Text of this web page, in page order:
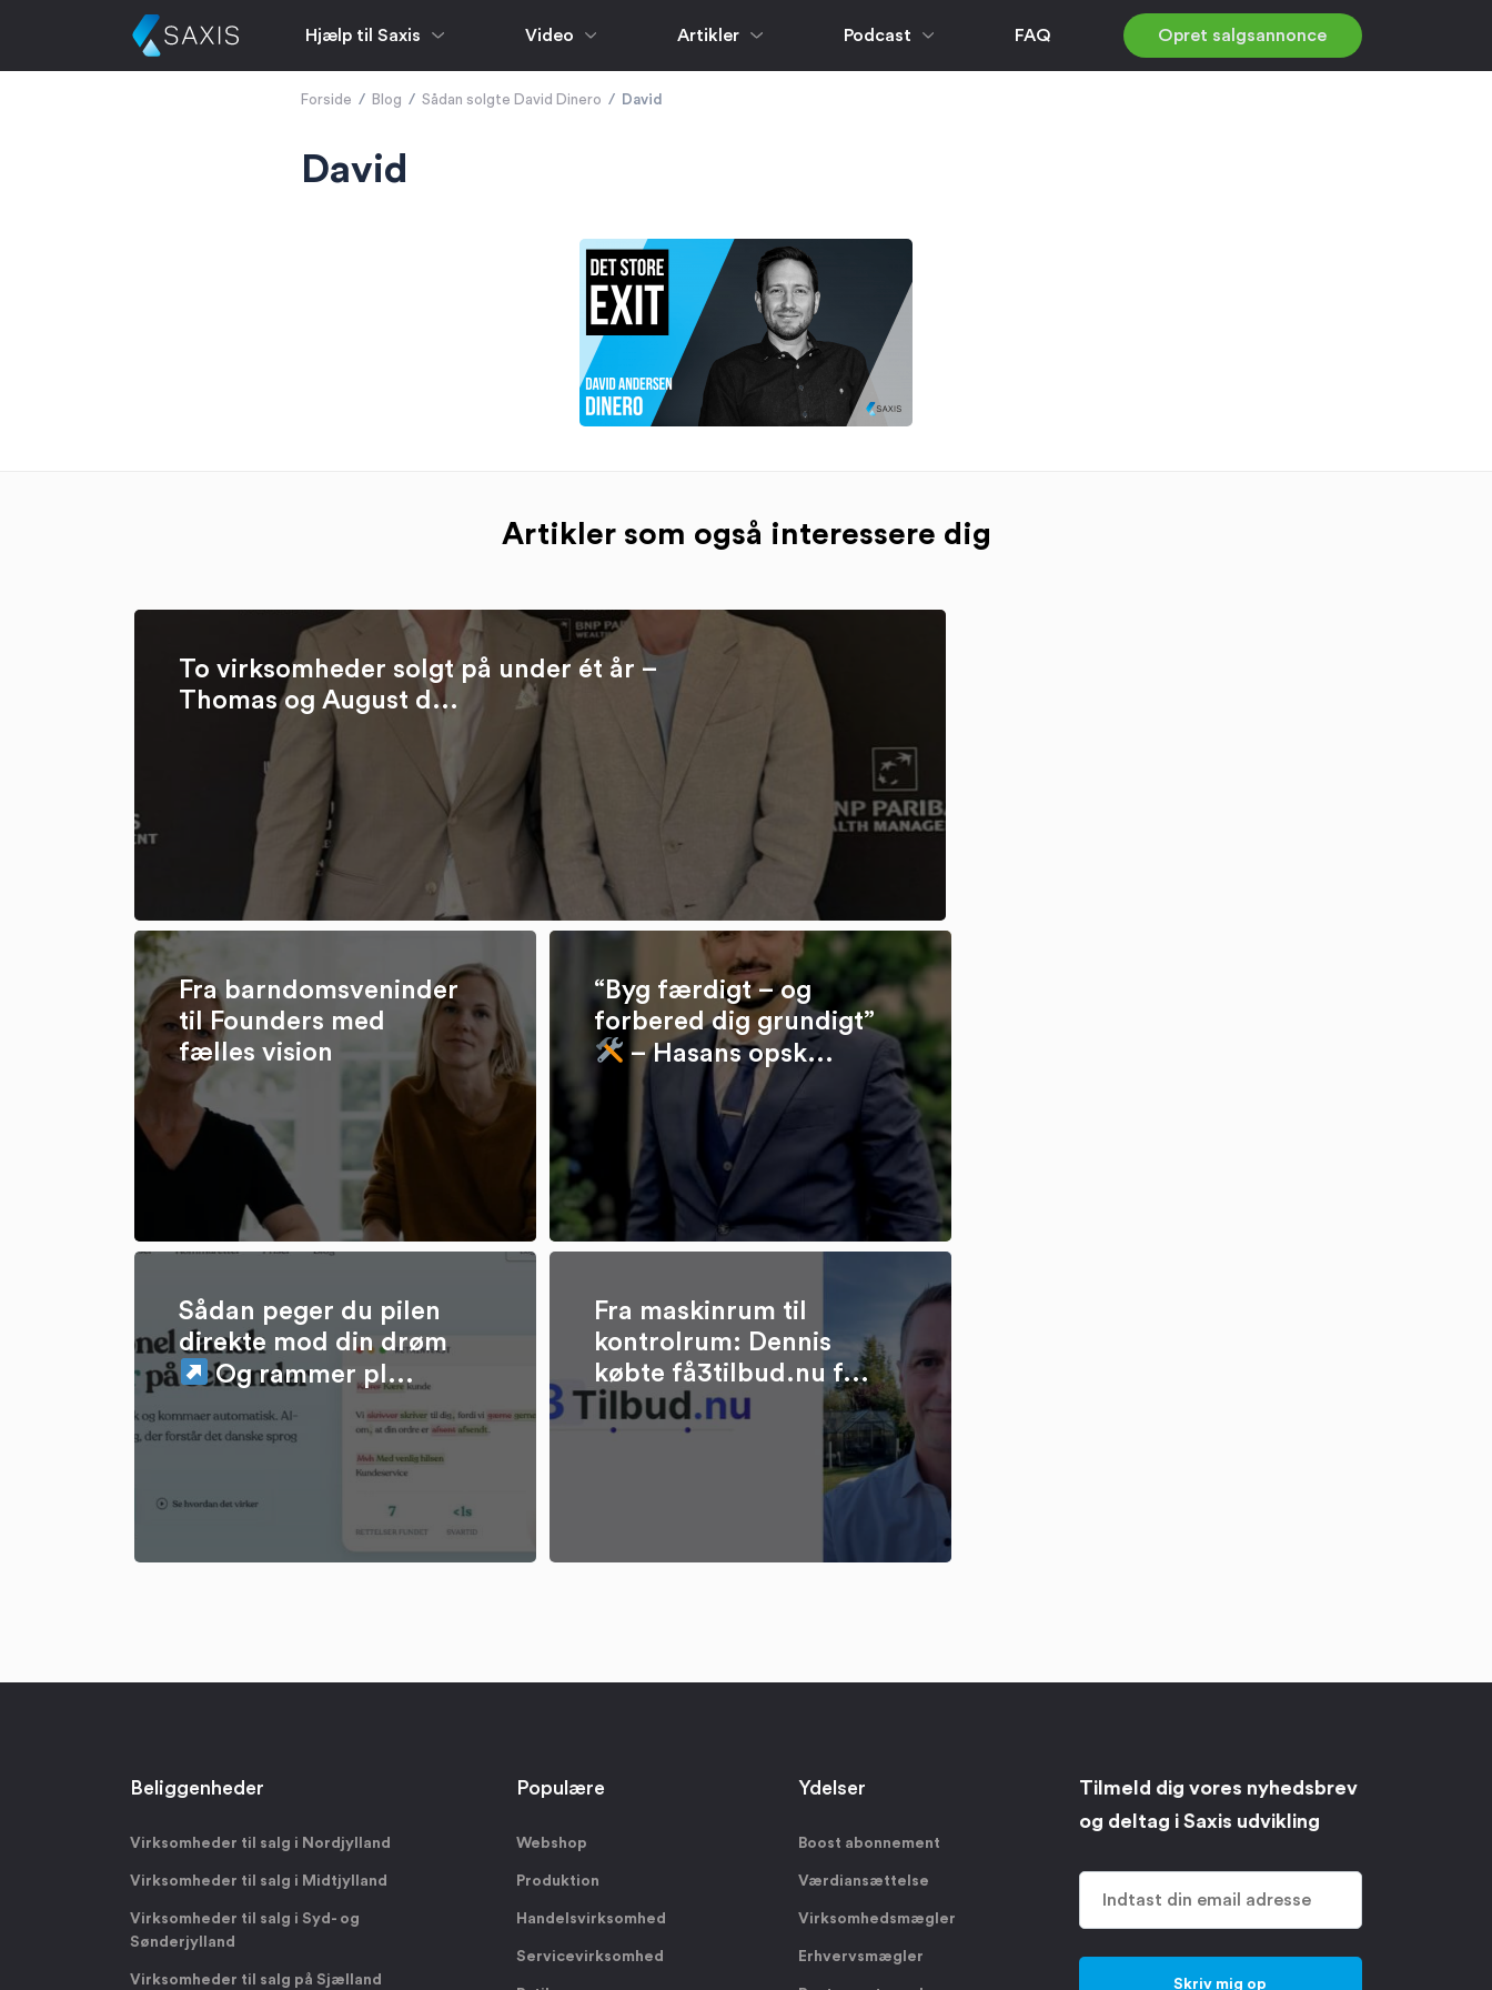
Hjælp til Saxis Video Artikler Podcast FAQ Opret salgsannonce
Forside / Blog / Sådan solgte David Dinero / David
David
Artikler som også interessere dig
To virksomheder solgt på under ét år –
Thomas og August d...
Fra barndomsveninder
til Founders med
fælles vision
“Byg færdigt – og
forbered dig grundigt”
– Hasans opsk...
Sådan peger du pilen
direkte mod din drøm
Og rammer pl...
Fra maskinrum til
kontrolrum: Dennis
købte få3tilbud.nu f...
Beliggenheder
Virksomheder til salg i Nordjylland
Virksomheder til salg i Midtjylland
Virksomheder til salg i Syd- og
Sønderjylland
Virksomheder til salg på Sjælland
Populære
Webshop
Produktion
Handelsvirksomhed
Servicevirksomhed
Ydelser
Boost abonnement
Værdiansættelse
Virksomhedsmægler
Erhvervsmægler
Tilmeld dig vores nyhedsbrev
og deltag i Saxis udvikling